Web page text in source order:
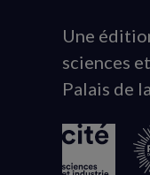
Animation
du
logo
Une
sciences
Palais de